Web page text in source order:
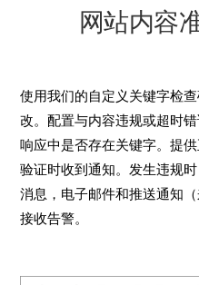
网站内容
使用我们的自定义关键字检
改。配置与内容违规或超时
响应中是否存在关键字。提
验证时收到通知。发生违规
消息，电子邮件和推送通知
接收告警。